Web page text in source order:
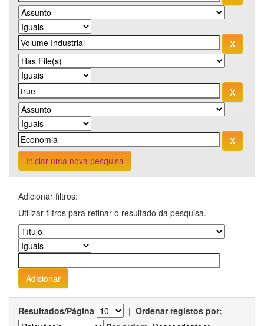
Iniciar uma nova pesquisa
Adicionar filtros:
Utilizar filtros para refinar o resultado da pesquisa.
Resultados/Página | Ordenar registos por: